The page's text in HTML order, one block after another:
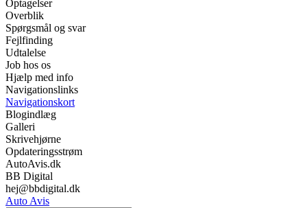
Optagelser
Overblik
Spørgsmål og svar
Fejlfinding
Udtalelse
Job hos os
Hjælp med info
Navigationslinks
Navigationskort
Blogindlæg
Galleri
Skrivehjørne
Opdateringsstrøm
AutoAvis.dk
BB Digital
hej@bbdigital.dk
Auto Avis